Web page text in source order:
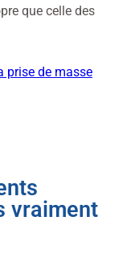
que celle des
prise de masse
vraiment